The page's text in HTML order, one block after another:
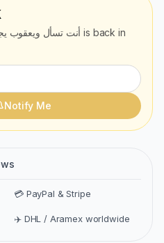
أنت تسأل ويعقوب is back in
Notify Me
💳 PayPal & Stripe
✈️ DHL / Aramex worldwide